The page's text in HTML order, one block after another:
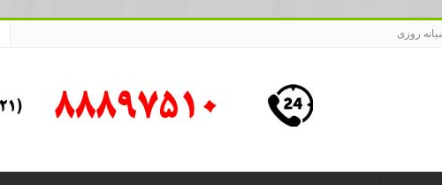
روزی